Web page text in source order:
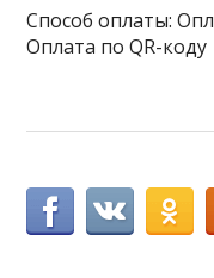
Способ оплаты:
Оплата по QR-коду